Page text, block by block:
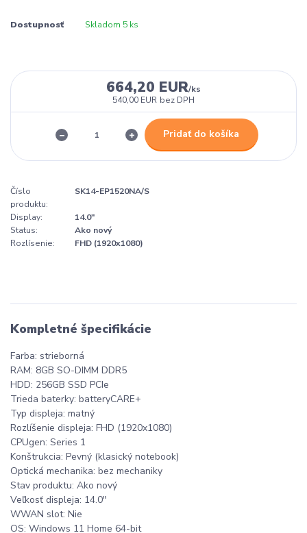
Dostupnosť Skladom 5 ks
664,20 EUR/ks
540,00 EUR bez DPH
Pridať do košíka
Číslo
produktu:
SK14-EP1520NA/S
Display:
14.0"
Status:
Ako nový
Rozlísenie:
FHD (1920x1080)
Kompletné špecifikácie
Farba: strieborná
RAM: 8GB SO-DIMM DDR5
HDD: 256GB SSD PCIe
Trieda baterky: batteryCARE+
Typ displeja: matný
Rozlíšenie displeja: FHD (1920x1080)
CPUgen: Series 1
Konštrukcia: Pevný (klasický notebook)
Optická mechanika: bez mechaniky
Stav produktu: Ako nový
Veľkosť displeja: 14.0"
WWAN slot: Nie
OS: Windows 11 Home 64-bit